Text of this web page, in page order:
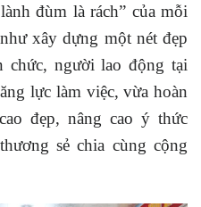
đùm là rách” của mỗi
xây dựng một nét đẹp
chức, người lao động tại
lực làm việc, vừa hoàn
đẹp, nâng cao ý thức
sẻ chia cùng cộng